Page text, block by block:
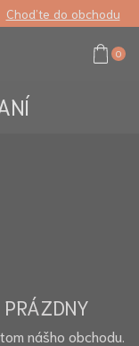
Choďte do obchodu
0
nášho obchodu.